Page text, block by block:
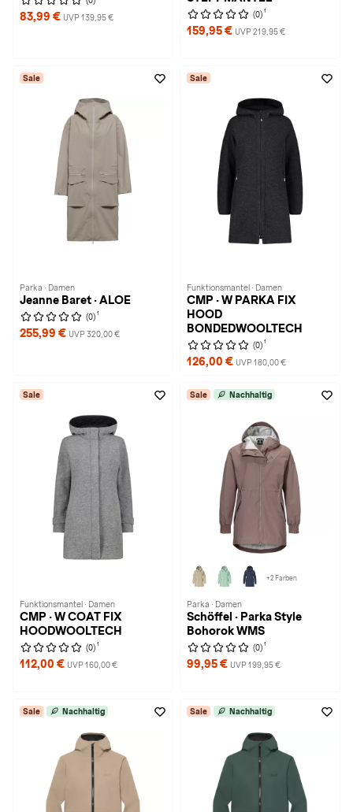
83,99 € UVP 139,95 € (0) 1
159,95 € UVP 219,95 €
Sale
Parka · Damen
Jeanne Baret · ALOE
(0) 1
255,99 € UVP 320,00 €
Sale
Funktionsmantel · Damen
CMP · W PARKA FIX
HOOD
BONDEDWOOLTECH
(0) 1
126,00 € UVP 180,00 €
Sale
Funktionsmantel · Damen
CMP · W COAT FIX
HOODWOOLTECH
(0) 1
112,00 € UVP 160,00 €
Sale Nachhaltig
+2 Farben
Parka · Damen
Schöffel · Parka Style
Bohorok WMS
(0) 1
99,95 € UVP 199,95 €
Sale Nachhaltig Sale Nachhaltig